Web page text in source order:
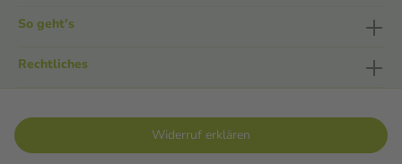
So geht's
Rechtliches
Widerruf erklären